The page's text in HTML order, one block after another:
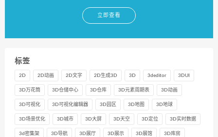
立即查看
标签
2D 2D动画 2D文字 2D生成3D 3D 3deditor 3DUI
3D万花筒 3D仓储中心 3D仓库 3D元素周期表 3D动画
3D可视化 3D可视化编辑器 3D园区 3D地图 3D地球
3D场景优化 3D城市 3D大屏 3D天空 3D定位 3D实时数据
3d密集架 3D导航 3D展厅 3D展示 3D展馆 3D库房